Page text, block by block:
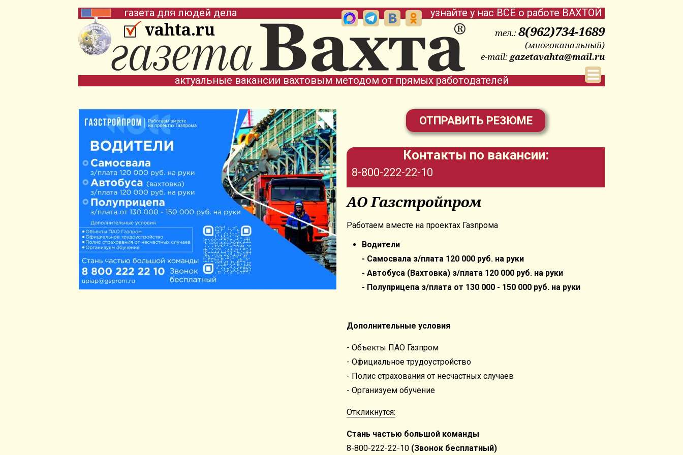
vahta.ru
газета для людей дела узнайте у нас ВСЁ о работе ВАХТОЙ
актуальные вакансии вахтовым методом от прямых работодателей
тел.:8(962)734-1689
(многоканальный)
e-mail: gazetavahta@mail.ru
ОТПРАВИТЬ РЕЗЮМЕ
Контакты по вакансии:
8-800-222-22-10
АО Газстройпром
Работаем вместе на проектах Газпрома
Водители
- Самосвала з/плата 120 000 руб. на руки
- Автобуса (Вахтовка) з/плата 120 000 руб. на руки
- Полуприцепа з/плата от 130 000 - 150 000 руб. на руки
Дополнительные условия
- Объекты ПАО Газпром
- Официальное трудоустройство
- Полис страхования от несчастных случаев
- Организуем обучение
Откликнутся:
Стань частью большой команды
8-800-222-22-10 (Звонок бесплатный)